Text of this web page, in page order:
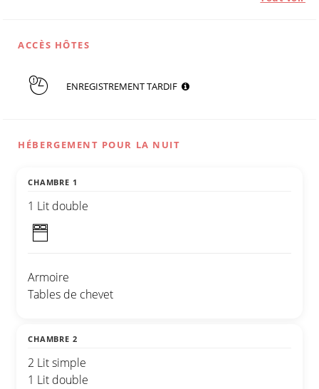
ACCÈS HÔTES
ENREGISTREMENT TARDIF
HÉBERGEMENT POUR LA NUIT
CHAMBRE 1
1 Lit double
Armoire
Tables de chevet
CHAMBRE 2
2 Lit simple
1 Lit double